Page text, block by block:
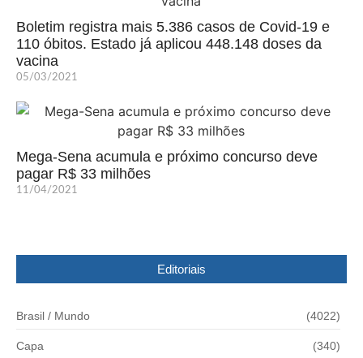
Boletim registra mais 5.386 casos de Covid-19 e
110 óbitos. Estado já aplicou 448.148 doses da
vacina
05/03/2021
Mega-Sena acumula e próximo concurso deve
pagar R$ 33 milhões
11/04/2021
Editoriais
Brasil / Mundo (4022)
Capa (340)